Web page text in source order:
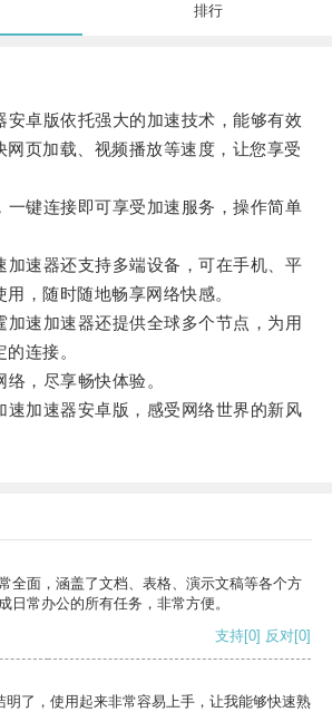
排行
卓版依托强大的加速技术，能够有效
网页加载、视频播放等速度，让您享受
键连接即可享受加速服务，操作简单
速器还支持多端设备，可在手机、平
，随时随地畅享网络快感。
速加速器还提供全球多个节点，为用
连接。
，尽享畅快体验。
加速器安卓版，感受网络世界的新风
全面，涵盖了文档、表格、演示文稿等各个方
日常办公的所有任务，非常方便。
支持[0] 反对[0]
明了，使用起来非常容易上手，让我能够快速熟